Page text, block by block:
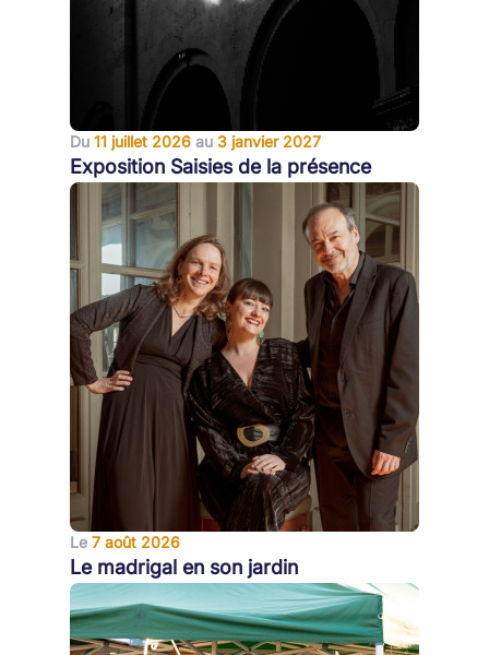
Du 11 juillet 2026 au 3 janvier 2027
Exposition Saisies de la présence
Le 7 août 2026
Le madrigal en son jardin